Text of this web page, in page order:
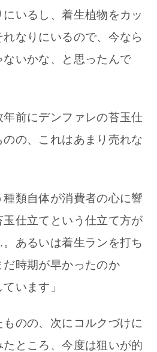
いるし、着生植物をカッ
なりにいるので、今なら
いかな、と思ったんで
前にデンファレの苔玉仕
の、これはあまり売れな
種類自体が消費者の心に響
仕立てという仕立て方が
あるいは着生ランを打ち
時期が早かったのか
います」
のの、次にコルクづけに
たところ、今度は狙いが的